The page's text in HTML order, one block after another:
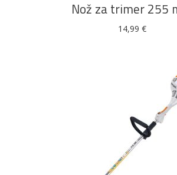
Nož za trimer 255
14,99 €